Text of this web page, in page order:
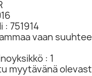
751914
vaan
: 1
myytävänä